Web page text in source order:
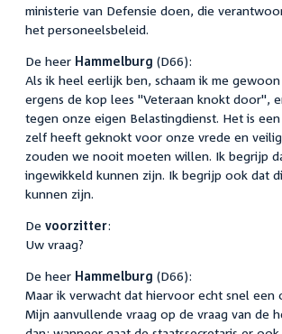
ministerie van Defensie doen, die
het personeelsbeleid.
De heer Hammelburg (D66):
Als ik heel eerlijk ben, schaam ik me
ergens de kop lees "Veteraan knokt door",
tegen onze eigen Belastingdienst. Het is
zelf heeft geknokt voor onze vrede en
zouden we nooit moeten willen. Ik begrijp
ingewikkeld kunnen zijn. Ik begrijp ook dat
kunnen zijn.
De voorzitter:
Uw vraag?
De heer Hammelburg (D66):
Maar ik verwacht dat hiervoor echt snel een
Mijn aanvullende vraag op de vraag van de